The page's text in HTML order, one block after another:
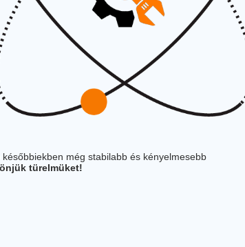
későbbiekben még stabilabb és kényelmesebb
türelmüket!